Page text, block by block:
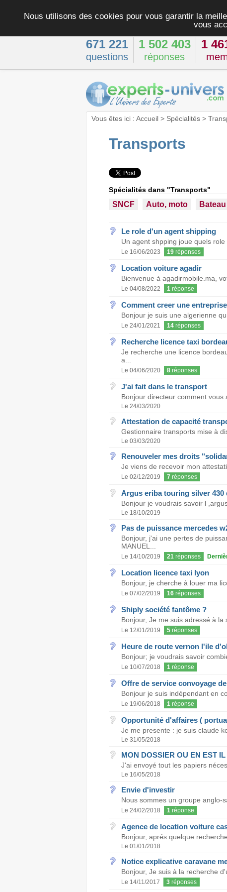
Nous utilisons des cookies pour vous garantir la
vous
671 221
questions
1 502 403
réponses
1
Vous êtes ici : Accueil> Spécialités>
Transports
Spécialités dans "Transports"
SNCF Auto, moto Bateau
Le role d'un agent shipping
Un agent shpping joue quels role
Le 16/06/2023 19réponses
Location voiture agadir
Bienvenue à agadirmobile.ma,
Le 04/08/2022 1réponse
Comment creer une
Bonjour je suis une algerienne
Le 24/01/2021 14réponses
Recherche licence taxi
Je recherche une licence
a...
Le 04/06/2020 8réponses
J'ai fait dans le transport
Bonjour directeur comment vous
Le 24/03/2020
Attestation de capacité
Gestionnaire transports mise à
Le 03/03/2020
Renouveler mes droits
Je viens de recevoir mon
Le 02/12/2019 7 réponses
Argus eriba touring silver 430
Bonjour je voudrais savoir l
Le 18/10/2019
Pas de puissance mercedes
Bonjour, j'ai une pertes de
MANUEL...
Le 14/10/2019 21réponses
Location licence taxi lyon
Bonjour, je cherche à louer ma
Le 07/02/2019 16réponses
Shiply société fantôme ?
Bonjour, Je me suis adressé à la
Le 12/01/2019 5réponses
Heure de route vernon l'ile
Bonjour; je voudrais savoir
Le 10/07/2018 1réponse
Offre de service convoyage
Bonjour je suis indépendant en
Le 19/06/2018 1réponse
Opportunité d'affaires (
Je me presente : je suis claude
Le 31/05/2018
MON DOSSIER OU EN EST IL
J'ai envoyé tout les papiers
Le 16/05/2018
Envie d'investir
Nous sommes un groupe anglo-
Le 24/02/2018 1réponse
Agence de location voiture
Bonjour, aprés quelque
Le 01/01/2018
Notice explicative caravane
Bonjour, Je suis à la recherche
Le 14/11/2017 3réponses